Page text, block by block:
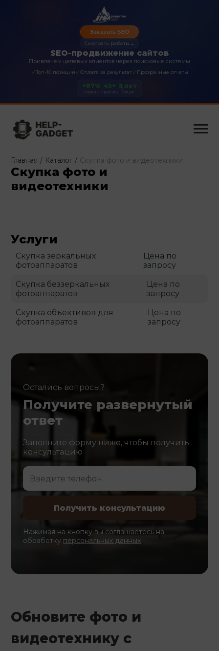
SEO-продвижение сайтов
Привлечем целевых клиентов через поисковые системы
✓Топ-10 позиций ✓Оплата за результат✓ Прозрачные отчеты
Заказать SEO
Смотреть работы →
+87%
Трафик
45+
Проекты
5 лет
Опыт
Главная / Каталог / Скупка фото и видеотехники
Скупка фото и
видеотехники
Услуги
Скупка зеркальных
фотоаппаратов
Цена по
запросу
Скупка беззеркальных
фотоаппаратов
Цена по
запросу
Скупка объективов для
фотоаппаратов
Цена по
запросу
Остались вопросы?
Получите развернутый
ответ
Заполните форму ниже, чтобы получить
консультацию
Нажимая на кнопку вы соглашаетесь на
обработку персональных данных
Обновите фото и
видеотехнику с